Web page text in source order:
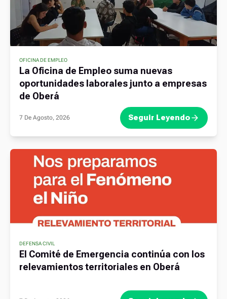
OFICINA DE EMPLEO
La Oficina de Empleo suma nuevas
oportunidades laborales junto a empresas
de Oberá
7 De Agosto, 2026 Seguir Leyendo
DEFENSA CIVIL
El Comité de Emergencia continúa con los
relevamientos territoriales en Oberá